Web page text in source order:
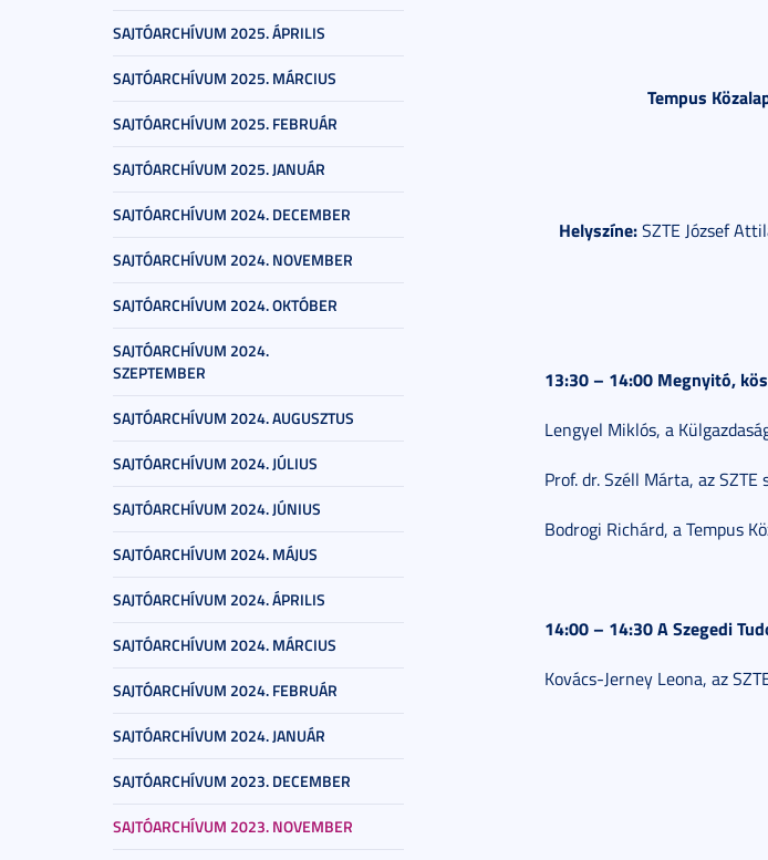
SAJTÓARCHÍVUM 2025. ÁPRILIS
SAJTÓARCHÍVUM 2025. MÁRCIUS
SAJTÓARCHÍVUM 2025. FEBRUÁR
SAJTÓARCHÍVUM 2025. JANUÁR
SAJTÓARCHÍVUM 2024. DECEMBER
SAJTÓARCHÍVUM 2024. NOVEMBER
SAJTÓARCHÍVUM 2024. OKTÓBER
SAJTÓARCHÍVUM 2024.
SZEPTEMBER
SAJTÓARCHÍVUM 2024. AUGUSZTUS
SAJTÓARCHÍVUM 2024. JÚLIUS
SAJTÓARCHÍVUM 2024. JÚNIUS
SAJTÓARCHÍVUM 2024. MÁJUS
SAJTÓARCHÍVUM 2024. ÁPRILIS
SAJTÓARCHÍVUM 2024. MÁRCIUS
SAJTÓARCHÍVUM 2024. FEBRUÁR
SAJTÓARCHÍVUM 2024. JANUÁR
SAJTÓARCHÍVUM 2023. DECEMBER
SAJTÓARCHÍVUM 2023. NOVEMBER
Tempus
Helyszíne:SZTE József
13:30 – 14:00 Megnyitó,
Lengyel Miklós, a
Prof. dr. Széll Márta, az
Bodrogi Richárd, a Tempus
14:00 – 14:30 A Szegedi
Kovács-Jerney Leona, az